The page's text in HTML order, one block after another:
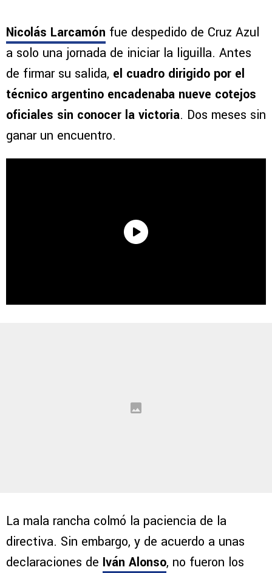
Nicolás Larcamón fue despedido de Cruz Azul
a solo una jornada de iniciar la liguilla. Antes
de firmar su salida, el cuadro dirigido por el
técnico argentino encadenaba nueve cotejos
oficiales sin conocer la victoria. Dos meses sin
ganar un encuentro.
La mala rancha colmó la paciencia de la
directiva. Sin embargo, y de acuerdo a unas
declaraciones de Iván Alonso, no fueron los